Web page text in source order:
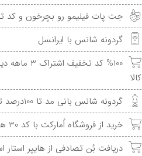
جت پات فیلیمو رو بچرخون و کد
گردونه شانس با ایرانسل
%100 کد
کالا
گردونه شانس بانی مد تا 100درصد تخفیف
خرید از فروشگاه اُمارکت با کد 30 هزار تومانی اکالا
دریافت بُن تصادفی از هایپر